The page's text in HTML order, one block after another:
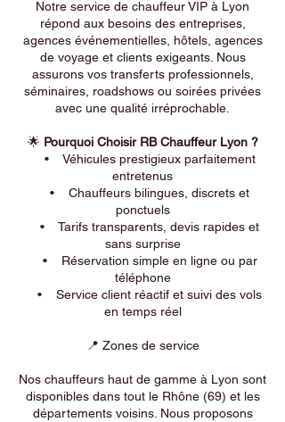
Notre service de chauffeur VIP à Lyon
répond aux besoins des entreprises,
agences événementielles, hôtels, agences
de voyage et clients exigeants. Nous
assurons vos transferts professionnels,
séminaires, roadshows ou soirées privées
avec une qualité irréprochable.
🌟 Pourquoi Choisir RB Chauffeur Lyon ?
• Véhicules prestigieux parfaitement
entretenus
• Chauffeurs bilingues, discrets et
ponctuels
• Tarifs transparents, devis rapides et
sans surprise
• Réservation simple en ligne ou par
téléphone
• Service client réactif et suivi des vols
en temps réel
📍 Zones de service
Nos chauffeurs haut de gamme à Lyon sont
disponibles dans tout le Rhône (69) et les
départements voisins. Nous proposons